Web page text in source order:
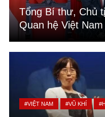
Tổng Bí thư, Chủ
Quan hệ Việt
#VIỆT NAM #VŨ KHÍ